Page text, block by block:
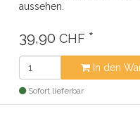
aussehen.
39,90 CHF *
In den
Sofort lieferbar